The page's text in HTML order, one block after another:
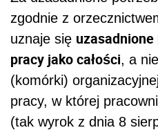
zgodnie z
uznaje się uzasadnione
pracy jako całości, a
(komórki)
pracy, w której
(tak wyrok z dnia 8